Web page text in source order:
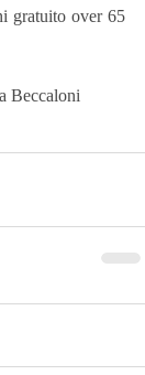
gratuito over 65
Beccaloni